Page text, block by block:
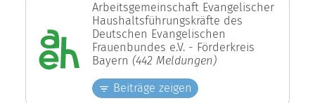
Arbeitsgemeinschaft Evangelischer
Haushaltsführungskräfte des
Deutschen Evangelischen
Frauenbundes e.V. - Förderkreis
Bayern (442 Meldungen)
Beiträge zeigen